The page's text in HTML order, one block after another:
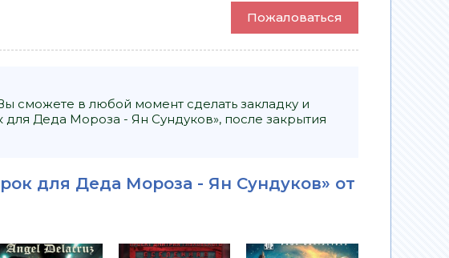
Пожаловаться
сможете в любой момент сделать закладку и
Деда Мороза - Ян Сундуков», после закрытия
для Деда Мороза - Ян Сундуков» от